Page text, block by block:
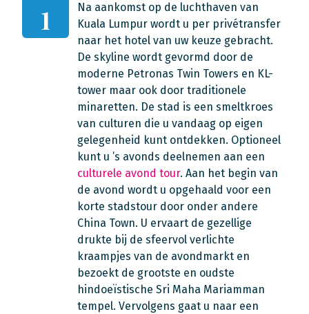
1
Na aankomst op de luchthaven van
Kuala Lumpur wordt u per privétransfer
naar het hotel van uw keuze gebracht.
De skyline wordt gevormd door de
moderne Petronas Twin Towers en KL-
tower maar ook door traditionele
minaretten. De stad is een smeltkroes
van culturen die u vandaag op eigen
gelegenheid kunt ontdekken. Optioneel
kunt u ’s avonds deelnemen aan een
culturele avond tour. Aan het begin van
de avond wordt u opgehaald voor een
korte stadstour door onder andere
China Town. U ervaart de gezellige
drukte bij de sfeervol verlichte
kraampjes van de avondmarkt en
bezoekt de grootste en oudste
hindoeïstische Sri Maha Mariamman
tempel. Vervolgens gaat u naar een